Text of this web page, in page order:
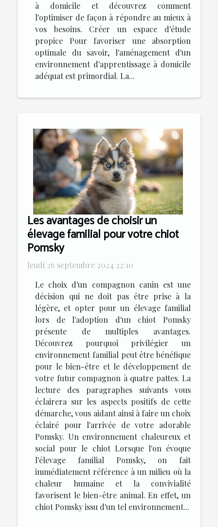
à domicile et découvrez comment
l'optimiser de façon à répondre au mieux à
vos besoins. Créer un espace d'étude
propice Pour favoriser une absorption
optimale du savoir, l'aménagement d'un
environnement d'apprentissage à domicile
adéquat est primordial. La...
Les avantages de choisir un
élevage familial pour votre chiot
Pomsky
Jeudi 26 septembre 2024 22:10
Le choix d'un compagnon canin est une
décision qui ne doit pas être prise à la
légère, et opter pour un élevage familial
lors de l'adoption d'un chiot Pomsky
présente de multiples avantages.
Découvrez pourquoi privilégier un
environnement familial peut être bénéfique
pour le bien-être et le développement de
votre futur compagnon à quatre pattes. La
lecture des paragraphes suivants vous
éclairera sur les aspects positifs de cette
démarche, vous aidant ainsi à faire un choix
éclairé pour l'arrivée de votre adorable
Pomsky. Un environnement chaleureux et
social pour le chiot Lorsque l'on évoque
l'élevage familial Pomsky, on fait
immédiatement référence à un milieu où la
chaleur humaine et la convivialité
favorisent le bien-être animal. En effet, un
chiot Pomsky issu d'un tel environnement...